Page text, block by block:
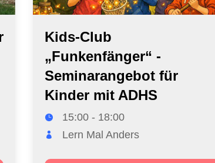
Kids-Club
„Funkenfänger“ -
Seminarangebot für
Kinder mit ADHS
15:00 - 18:00
Lern Mal Anders